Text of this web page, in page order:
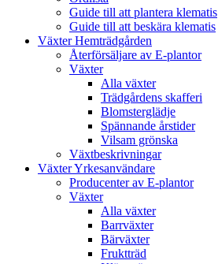
Guide till att plantera klematis
Guide till att beskära klematis
Växter Hemträdgården
Återförsäljare av E-plantor
Växter
Alla växter
Trädgårdens skafferi
Blomsterglädje
Spännande årstider
Vilsam grönska
Växtbeskrivningar
Växter Yrkesanvändare
Producenter av E-plantor
Växter
Alla växter
Barrväxter
Bärväxter
Fruktträd